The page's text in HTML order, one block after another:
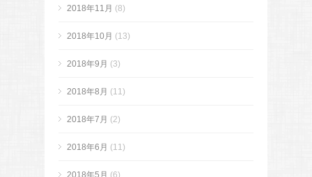
2018年11月 (8)
2018年10月 (13)
2018年9月 (3)
2018年8月 (11)
2018年7月 (2)
2018年6月 (11)
2018年5月 (6)